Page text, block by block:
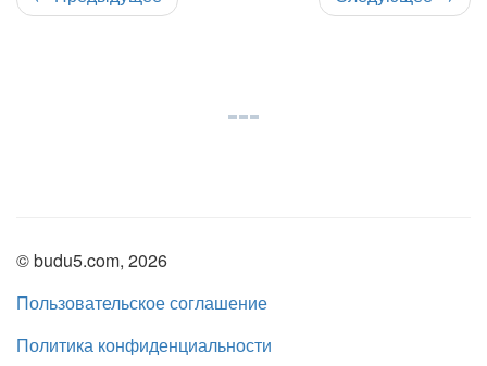
© budu5.com, 2026
Пользовательское соглашение
Политика конфиденциальности